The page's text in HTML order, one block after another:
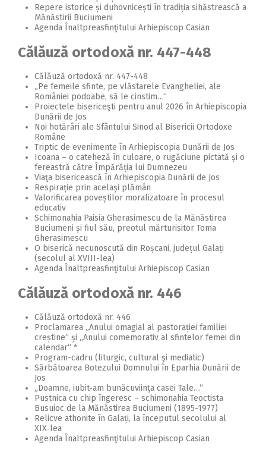
Repere istorice și duhovnicești în tradiția sihăstrească a
Mănăstirii Buciumeni
Agenda Înaltpreasfinţitului Arhiepiscop Casian
Călăuză ortodoxă nr. 447-448
Călăuză ortodoxă nr. 447-448
„Pe femeile sfinte, pe vlăstarele Evangheliei, ale
României podoabe, să le cinstim…“
Proiectele bisericeşti pentru anul 2026 în Arhiepiscopia
Dunării de Jos
Noi hotărâri ale Sfântului Sinod al Bisericii Ortodoxe
Române
Triptic de evenimente în Arhiepiscopia Dunării de Jos
Icoana – o cateheză în culoare, o rugăciune pictată și o
fereastră către Împărăția lui Dumnezeu
Viaţa bisericească în Arhiepiscopia Dunării de Jos
Respirație prin același plămân
Valorificarea poveștilor moralizatoare în procesul
educativ
Schimonahia Paisia Gherasimescu de la Mănăstirea
Buciumeni și fiul său, preotul mărturisitor Toma
Gherasimescu
O biserică necunoscută din Roșcani, județul Galați
(secolul al XVIII-lea)
Agenda Înaltpreasfinţitului Arhiepiscop Casian
Călăuză ortodoxă nr. 446
Călăuză ortodoxă nr. 446
Proclamarea „Anului omagial al pastorației familiei
creștine“ și „Anului comemorativ al sfintelor femei din
calendar“ *
Program-cadru (liturgic, cultural şi mediatic)
Sărbătoarea Botezului Domnului în Eparhia Dunării de
Jos
„Doamne, iubit‑am bunăcuviinţa casei Tale…“
Pustnica cu chip îngeresc – schimonahia Teoctista
Busuioc de la Mănăstirea Buciumeni (1895-1977)
Relicve athonite în Galați, la începutul secolului al
XIX‑lea
Agenda Înaltpreasfinţitului Arhiepiscop Casian